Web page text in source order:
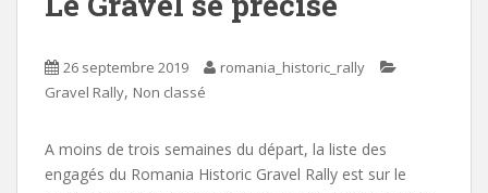
26 septembre 2019
romania_historic_rally
Gravel Rally, Non classé
A moins de trois semaines du départ, la liste des
engagés du Romania Historic Gravel Rally est sur le